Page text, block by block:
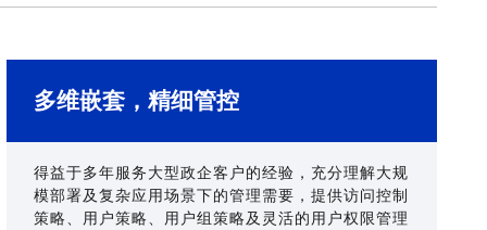
多维嵌套，精细管控
得益于多年服务大型政企客户的经验，充分理解大规
模部署及复杂应用场景下的管理需要，提供访问控制
策略、用户策略、用户组策略及灵活的用户权限管理